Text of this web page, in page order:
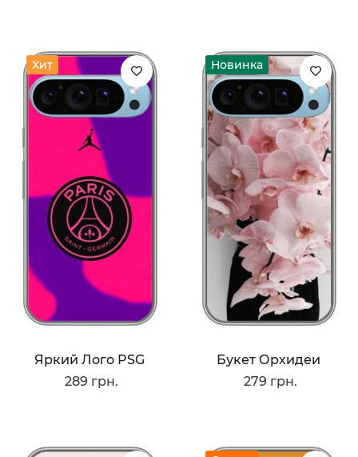
Хит
Яркий Лого PSG
289 грн.
Новинка
Букет Орхидеи
279 грн.